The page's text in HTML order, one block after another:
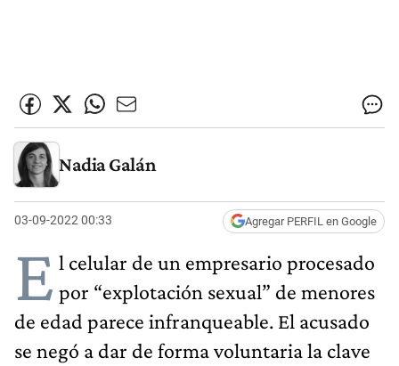
Nadia Galán
03-09-2022 00:33 Agregar PERFIL en Google
E l celular de un empresario procesado
por “explotación sexual” de menores
de edad parece infranqueable. El acusado
se negó a dar de forma voluntaria la clave